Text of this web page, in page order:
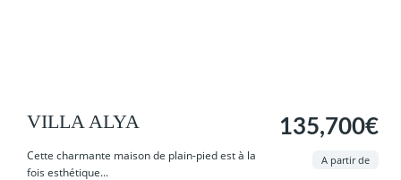
VILLA ALYA
Cette charmante maison de plain-pied est à la
fois esthétique...
135,700€
A partir de